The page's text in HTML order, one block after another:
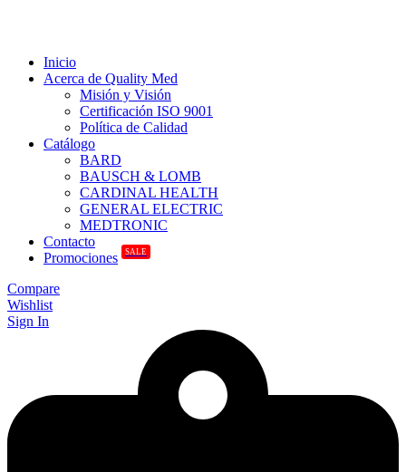
Inicio
Acerca de Quality Med
Misión y Visión
Certificación ISO 9001
Política de Calidad
Catálogo
BARD
BAUSCH & LOMB
CARDINAL HEALTH
GENERAL ELECTRIC
MEDTRONIC
Contacto
Promociones
SALE
Compare
Wishlist
Sign In